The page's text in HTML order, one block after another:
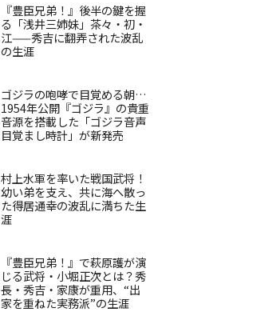
『豊臣兄弟！』後半の鍵を握
る「浅井三姉妹」茶々・初・
江——秀吉に翻弄された波乱
の生涯
ゴジラの咆哮で目覚める朝…
1954年公開『ゴジラ』の貴重
音源を搭載した「ゴジラ音声
目覚まし時計」が新発売
村上水軍を率いた戦国武将！
幼い弟を支え、共に海へ散っ
た得居通幸の波乱に満ちた生
涯
『豊臣兄弟！』で萩原護が演
じる武将・小堀正次とは？秀
長・秀吉・家康が重用、“出
家を重ねた実務派”の生涯